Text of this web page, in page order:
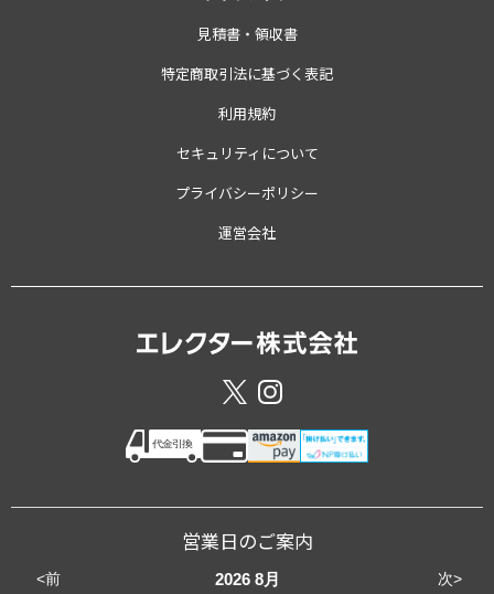
見積書・領収書
特定商取引法に基づく表記
利用規約
セキュリティについて
プライバシーポリシー
運営会社
営業日のご案内
<前 次>
2026 8月